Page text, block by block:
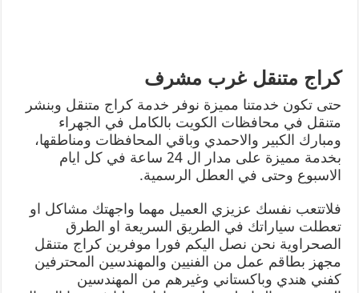
كراج متنقل غرب مشرف
حتى تكون خدمتنا مميزة نوفر خدمة كراج متنقل وبنشر
متنقل في محافظات الكويت بالكامل في الجهراء
ومبارك الكبير والاحمدي وباقي المحافظات ومناطقها،
بخدمة مميزة على مدار ال 24 ساعة في كل ايام
الاسبوع وحتى في العطل الرسمية.
فلاتتعب نفسك عزيزي العميل مهما واجهتك مشاكل او
تعطلت سياراتك في الطريق السريعة او الطرق
الصحراوية نحن نصل اليكم فورا موفرين كراج متنقل
مجهز بطاقم عمل من الفنيين والمهندسين المحترفين
كفني هندي وباكستاني وغيرهم من المهندسين